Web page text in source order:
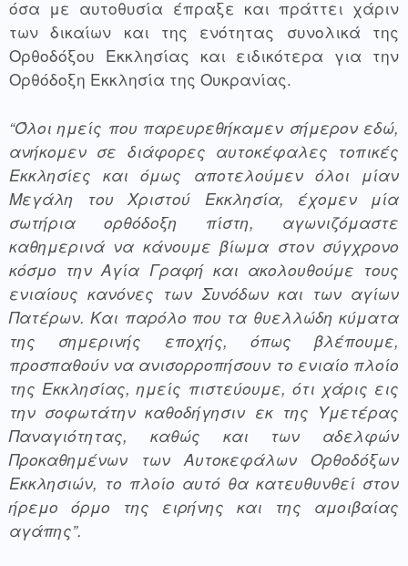
όσα με αυτοθυσία έπραξε και πράττει χάριν
των δικαίων και της ενότητας συνολικά της
Ορθοδόξου Εκκλησίας και ειδικότερα για την
Ορθόδοξη Εκκλησία της Ουκρανίας.
“Όλοι ημείς που παρευρεθήκαμεν σήμερον εδώ,
ανήκομεν σε διάφορες αυτοκέφαλες τοπικές
Εκκλησίες και όμως αποτελούμεν όλοι μίαν
Μεγάλη του Χριστού Εκκλησία, έχομεν μία
σωτήρια ορθόδοξη πίστη, αγωνιζόμαστε
καθημερινά να κάνουμε βίωμα στον σύγχρονο
κόσμο την Αγία Γραφή και ακολουθούμε τους
ενιαίους κανόνες των Συνόδων και των αγίων
Πατέρων. Και παρόλο που τα θυελλώδη κύματα
της σημερινής εποχής, όπως βλέπουμε,
προσπαθούν να ανισορροπήσουν το ενιαίο πλοίο
της Εκκλησίας, ημείς πιστεύουμε, ότι χάρις εις
την σοφωτάτην καθοδήγησιν εκ της Υμετέρας
Παναγιότητας, καθώς και των αδελφών
Προκαθημένων των Αυτοκεφάλων Ορθοδόξων
Εκκλησιών, το πλοίο αυτό θα κατευθυνθεί στον
ήρεμο όρμο της ειρήνης και της αμοιβαίας
αγάπης”.